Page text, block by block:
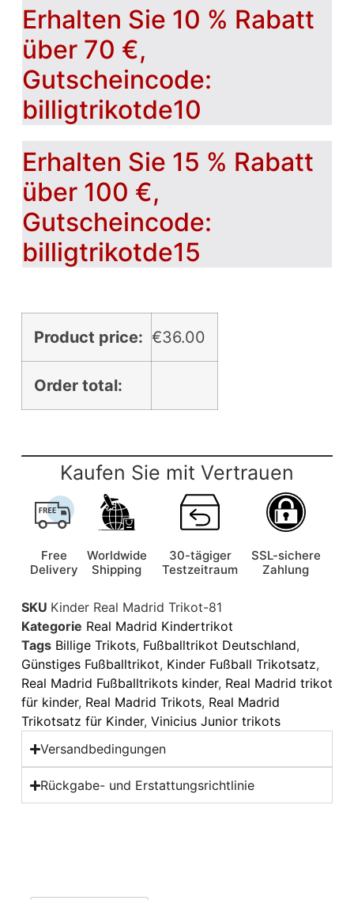
Erhalten Sie 10 % Rabatt
über 70 €,
Gutscheincode:
billigtrikotde10
Erhalten Sie 15 % Rabatt
über 100 €,
Gutscheincode:
billigtrikotde15
Product price: €36.00
Order total:
Kaufen Sie mit Vertrauen
Free
Delivery
Worldwide
Shipping
30-tägiger
Testzeitraum
SSL-sichere
Zahlung
SKU Kinder Real Madrid Trikot-81
Kategorie Real Madrid Kindertrikot
Tags Billige Trikots, Fußballtrikot Deutschland,
Günstiges Fußballtrikot, Kinder Fußball Trikotsatz,
Real Madrid Fußballtrikots kinder, Real Madrid trikot
für kinder, Real Madrid Trikots, Real Madrid
Trikotsatz für Kinder, Vinicius Junior trikots
Versandbedingungen
Rückgabe- und Erstattungsrichtlinie